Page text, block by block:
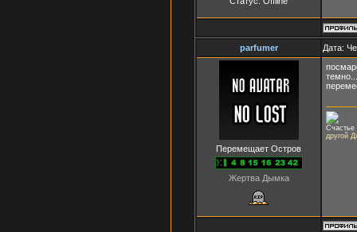
parfumer Дата:
Перемещает Остров
Жертва Дымка
Счастье
другой